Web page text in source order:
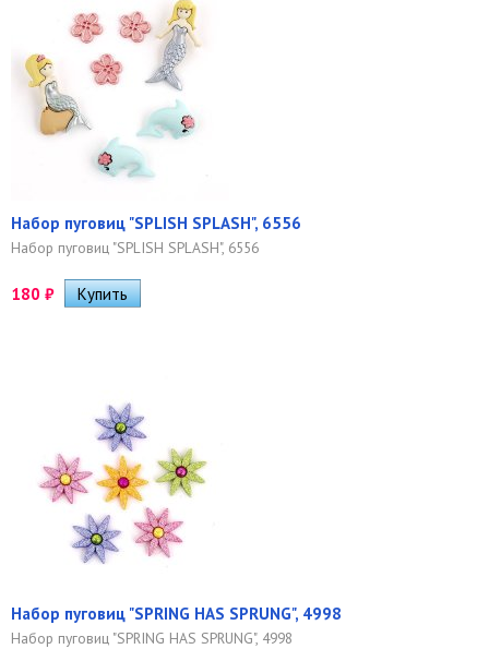
Набор пуговиц "SPLISH SPLASH", 6556
Набор пуговиц "SPLISH SPLASH", 6556
180 ₽
Набор пуговиц "SPRING HAS SPRUNG", 4998
Набор пуговиц "SPRING HAS SPRUNG", 4998